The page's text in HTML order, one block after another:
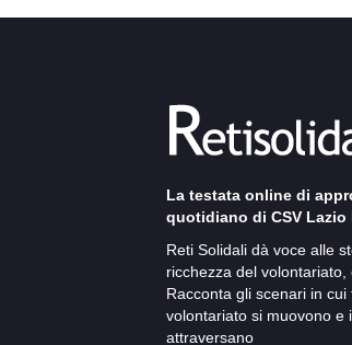
La testata online di
quotidiano di CSV Lazio
Reti Solidali dà voce alle
ricchezza del
Racconta gli scenari in
volontariato si muovono e
attraversano